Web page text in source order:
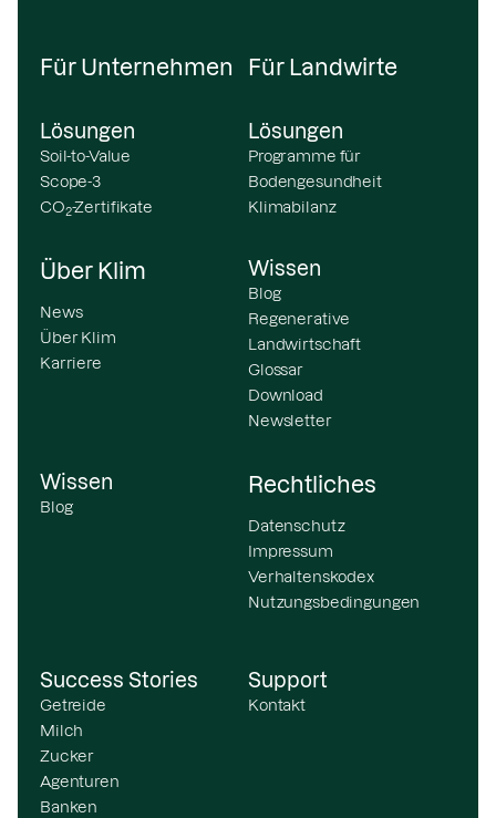
Für Unternehmen
Lösungen
Soil-to-Value
Scope-3
CO2-Zertifikate
Für Landwirte
Lösungen
Programme für
Bodengesundheit
Klimabilanz
Über Klim
News
Über Klim
Karriere
Wissen
Blog
Regenerative
Landwirtschaft
Glossar
Download
Newsletter
Wissen
Blog
Rechtliches
Datenschutz
Impressum
Verhaltenskodex
Nutzungsbedingungen
Success Stories
Getreide
Milch
Zucker
Agenturen
Banken
Support
Kontakt